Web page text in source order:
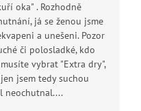
oka" . Rozhodně
já se ženou jsme
a unešeni. Pozor
či polosladké, kdo
vybrat "Extra dry",
jsem tedy suchou
neochutnal....